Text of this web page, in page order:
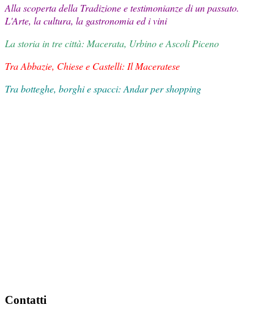
Alla scoperta della Tradizione e testimonianze di un passato.
L'Arte, la cultura, la gastronomia ed i vini
La storia in tre città: Macerata, Urbino e Ascoli Piceno
Tra Abbazie, Chiese e Castelli: Il Maceratese
Tra botteghe, borghi e spacci: Andar per shopping
Contatti